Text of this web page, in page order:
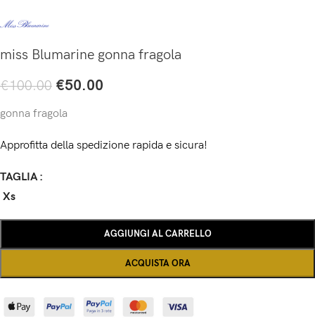
miss Blumarine gonna fragola
€100.00 €50.00
gonna fragola
Approfitta della spedizione rapida e sicura!
TAGLIA
Xs
AGGIUNGI AL CARRELLO
ACQUISTA ORA